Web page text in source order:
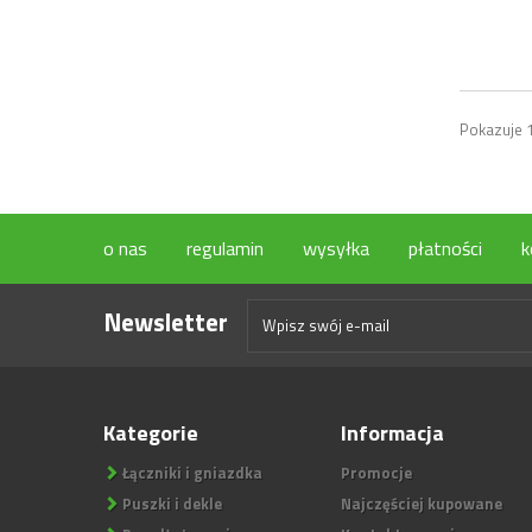
Pokazuje
o nas regulamin wysyłka płatności
Newsletter
Kategorie
Łączniki i gniazdka
Puszki i dekle
Informacja
Promocje
Najczęściej kupowane